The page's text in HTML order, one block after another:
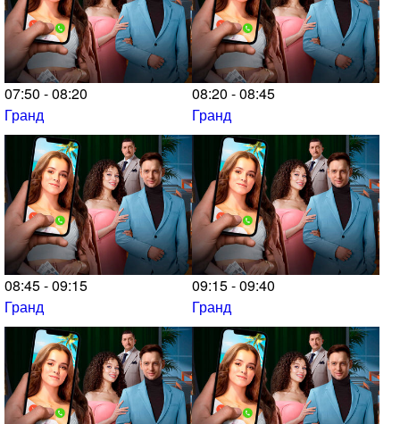
07:50 - 08:20
Гранд
08:20 - 08:45
Гранд
08:45 - 09:15
Гранд
09:15 - 09:40
Гранд